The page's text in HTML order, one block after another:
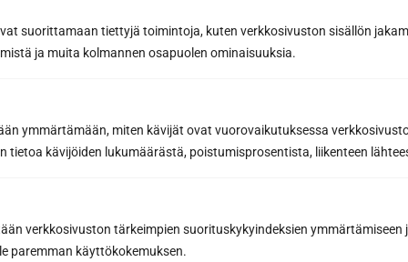
suorittamaan tiettyjä toimintoja, kuten verkkosivuston sisällön
ja muita kolmannen osapuolen ominaisuuksia.
ymmärtämään, miten kävijät ovat vuorovaikutuksessa
tietoa kävijöiden lukumäärästä, poistumisprosentista, liikenteen
verkkosivuston tärkeimpien suorituskykyindeksien ymmärtämiseen
paremman käyttökokemuksen.
Request a quote at
with the design tool
wishes! You can call040 3470 220or email
info@sunsauna.fi(including requests for